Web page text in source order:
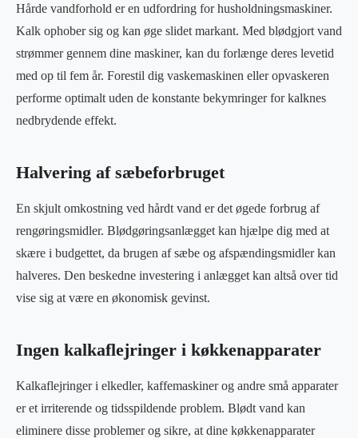
Hårde vandforhold er en udfordring for husholdningsmaskiner.
Kalk ophober sig og kan øge slidet markant. Med blødgjort vand
strømmer gennem dine maskiner, kan du forlænge deres levetid
med op til fem år. Forestil dig vaskemaskinen eller opvaskeren
performe optimalt uden de konstante bekymringer for kalknes
nedbrydende effekt.
Halvering af sæbeforbruget
En skjult omkostning ved hårdt vand er det øgede forbrug af
rengøringsmidler. Blødgøringsanlægget kan hjælpe dig med at
skære i budgettet, da brugen af sæbe og afspændingsmidler kan
halveres. Den beskedne investering i anlægget kan altså over tid
vise sig at være en økonomisk gevinst.
Ingen kalkaflejringer i køkkenapparater
Kalkaflejringer i elkedler, kaffemaskiner og andre små apparater
er et irriterende og tidsspildende problem. Blødt vand kan
eliminere disse problemer og sikre, at dine køkkenapparater